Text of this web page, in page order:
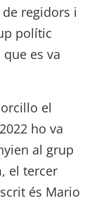
regidors i
polític
es va
el
ho va
al grup
el tercer
és Mario